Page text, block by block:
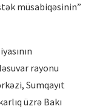
müsabiqəsinin”
rayonu
Sumqayıt
üzrə Bakı